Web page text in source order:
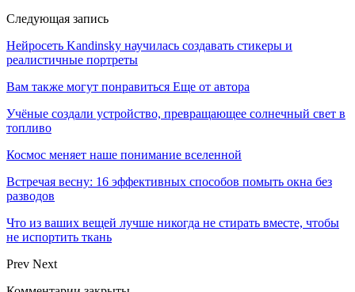
Следующая запись
Нейросеть Kandinsky научилась создавать стикеры и
реалистичные портреты
Вам также могут понравиться Еще от автора
Учёные создали устройство, превращающее солнечный свет в
топливо
Космос меняет наше понимание вселенной
Встречая весну: 16 эффективных способов помыть окна без
разводов
Что из ваших вещей лучше никогда не стирать вместе, чтобы
не испортить ткань
Prev Next